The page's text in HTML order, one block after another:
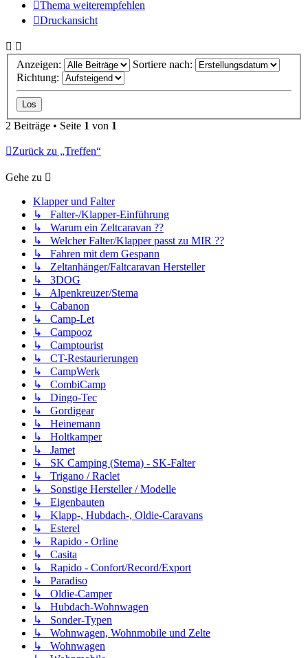
Thema weiterempfehlen
Druckansicht
Anzeigen:
Sortiere nach:
Richtung:
2 Beiträge • Seite 1 von 1
Zurück zu „Treffen“
Gehe zu
Klapper und Falter
↳ Falter-/Klapper-Einführung
↳ Warum ein Zeltcaravan ??
↳ Welcher Falter/Klapper passt zu MIR ??
↳ Fahren mit dem Gespann
↳ Zeltanhänger/Faltcaravan Hersteller
↳ 3DOG
↳ Alpenkreuzer/Stema
↳ Cabanon
↳ Camp-Let
↳ Campooz
↳ Camptourist
↳ CT-Restaurierungen
↳ CampWerk
↳ CombiCamp
↳ Dingo-Tec
↳ Gordigear
↳ Heinemann
↳ Holtkamper
↳ Jamet
↳ SK Camping (Stema) - SK-Falter
↳ Trigano / Raclet
↳ Sonstige Hersteller / Modelle
↳ Eigenbauten
↳ Klapp-, Hubdach-, Oldie-Caravans
↳ Esterel
↳ Rapido - Orline
↳ Casita
↳ Rapido - Confort/Record/Export
↳ Paradiso
↳ Oldie-Camper
↳ Hubdach-Wohnwagen
↳ Sonder-Typen
↳ Wohnwagen, Wohnmobile und Zelte
↳ Wohnwagen